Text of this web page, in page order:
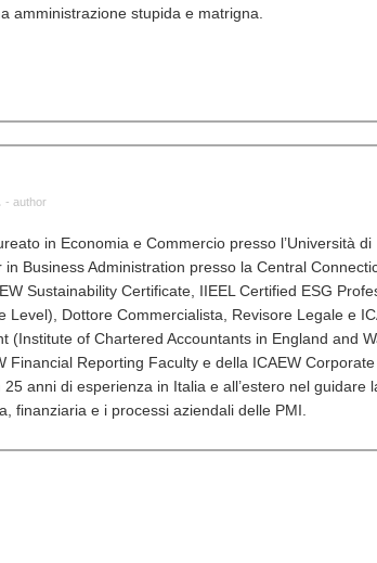
amministrazione stupida e matrigna.
- author
in Economia e Commercio presso l’Università di
in Business Administration presso la Central
Sustainability Certificate, IIEEL Certified ESG
Level), Dottore Commercialista, Revisore Legale e
(Institute of Chartered Accountants in England and
Financial Reporting Faculty e della ICAEW Corporate
anni di esperienza in Italia e all’estero nel guidare
finanziaria e i processi aziendali delle PMI.